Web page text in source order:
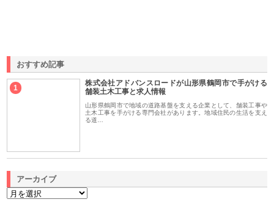
おすすめ記事
1
株式会社アドバンスロードが山形県鶴岡市で手がける
舗装土木工事と求人情報
山形県鶴岡市で地域の道路基盤を支える企業として、舗装工事や
土木工事を手がける専門会社があります。地域住民の生活を支え
る道…
アーカイブ